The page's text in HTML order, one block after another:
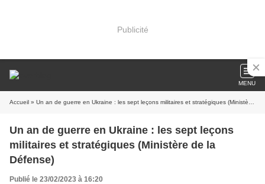
Publicité
MENU
Accueil » Un an de guerre en Ukraine : les sept leçons militaires et stratégiques (Ministère de la Défense)
Un an de guerre en Ukraine : les sept leçons
militaires et stratégiques (Ministère de la
Défense)
Publié le 23/02/2023 à 16:20